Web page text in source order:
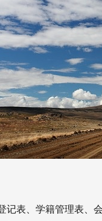
记表、学籍管理表、